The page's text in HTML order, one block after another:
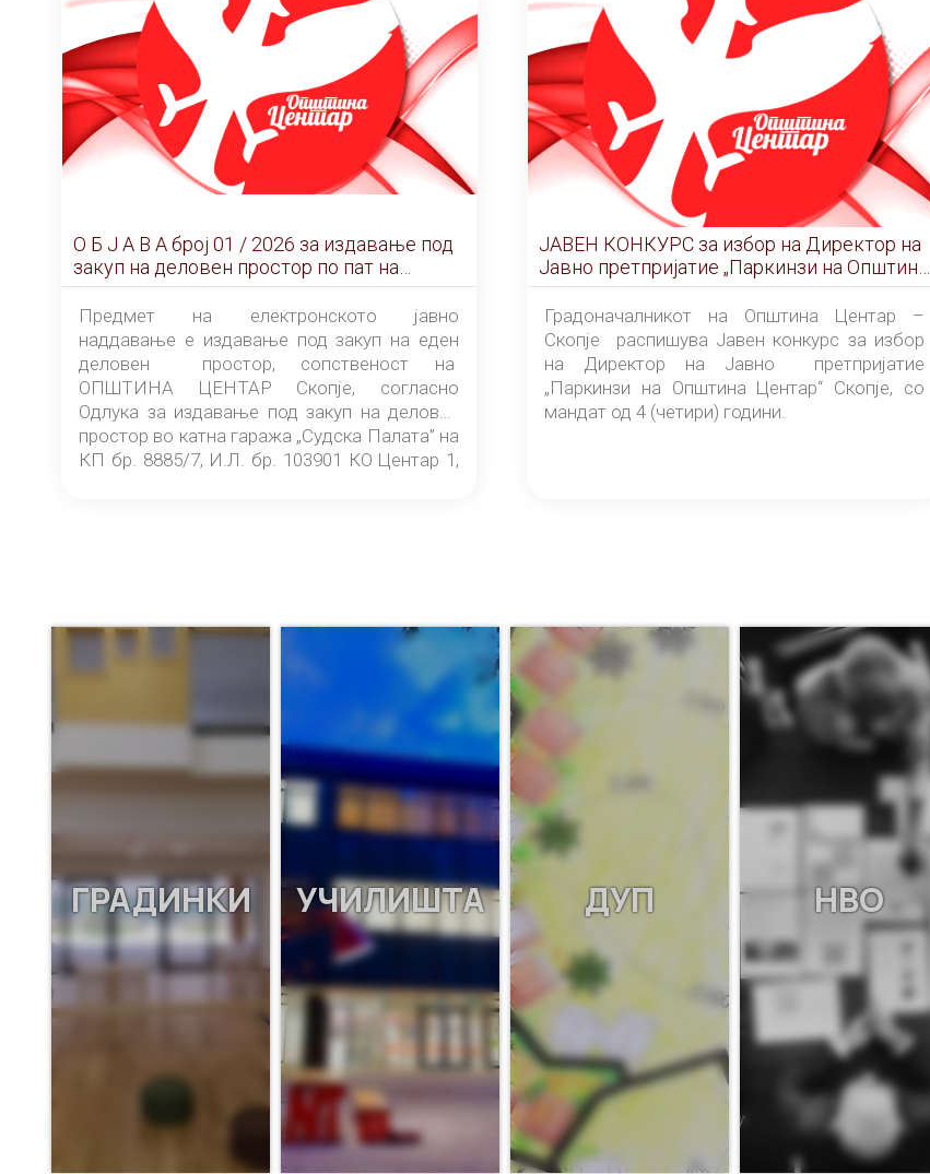
О Б Ј А В А брoj 01 / 2026 за издавање под
закуп на деловен простор по пат на
ЕЛЕКТРОНСКО ЈАВНО НАДДАВАЊЕ
Предмет на електронското јавно
наддавање е издавање под закуп на еден
деловен простор, сопственост на
ОПШТИНА ЦЕНТАР Скопје, согласно
Одлука за издавање под закуп на деловен
простор во катна гаража „Судска Палата” на
КП бр. 8885/7, И.Л. бр. 103901 КО Центар 1,
понудувач.
ЈАВЕН КОНКУРС за избор на Директор на
Јавно претпријатие „Паркинзи на Општина
Центар“ – Скопје
Градоначалникот на Општина Центар –
Скопје распишува Јавен конкурс за избор
на Директор на Јавно претпријатие
„Паркинзи на Општина Центар“ Скопје, со
мандат од 4 (четири) години.
ГРАДИНКИ УЧИЛИШТА ДУП НВО